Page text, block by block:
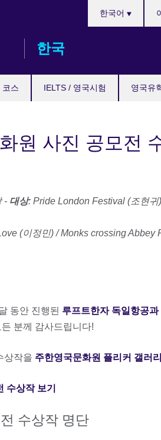
한국
코스 IELTS / 영국시험 영국유
Languages
한국어
원 사진 공모전
- 대상: Pride London Festival (조현귀
(이정민) /Monks crossing Abbey
동안 진행된 루프트한자 독일항공
분께 감사드립니다!
상작을 주한영국문화원 플리커 갤러리
수상작 보기
수상작 명단